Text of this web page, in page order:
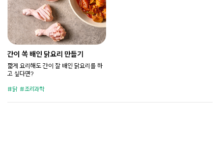
간이 쏙 배인 닭요리 만들기
짧게 요리해도 간이 잘 배인 닭요리를 하
고 싶다면?
닭 조리과학